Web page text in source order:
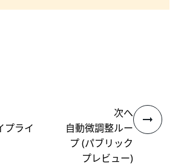
プライ
次へ
自動微調整ルー
プ (パブリック
プレビュー)